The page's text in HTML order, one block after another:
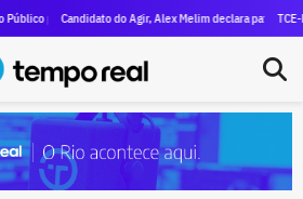
execução da condenação e da inelegibilidade de
Candidato do Agir, Alex Melim declara patrimônio de R$
TCE-RJ